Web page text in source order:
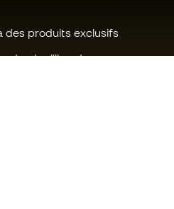
des produits exclusifs
demi-million de